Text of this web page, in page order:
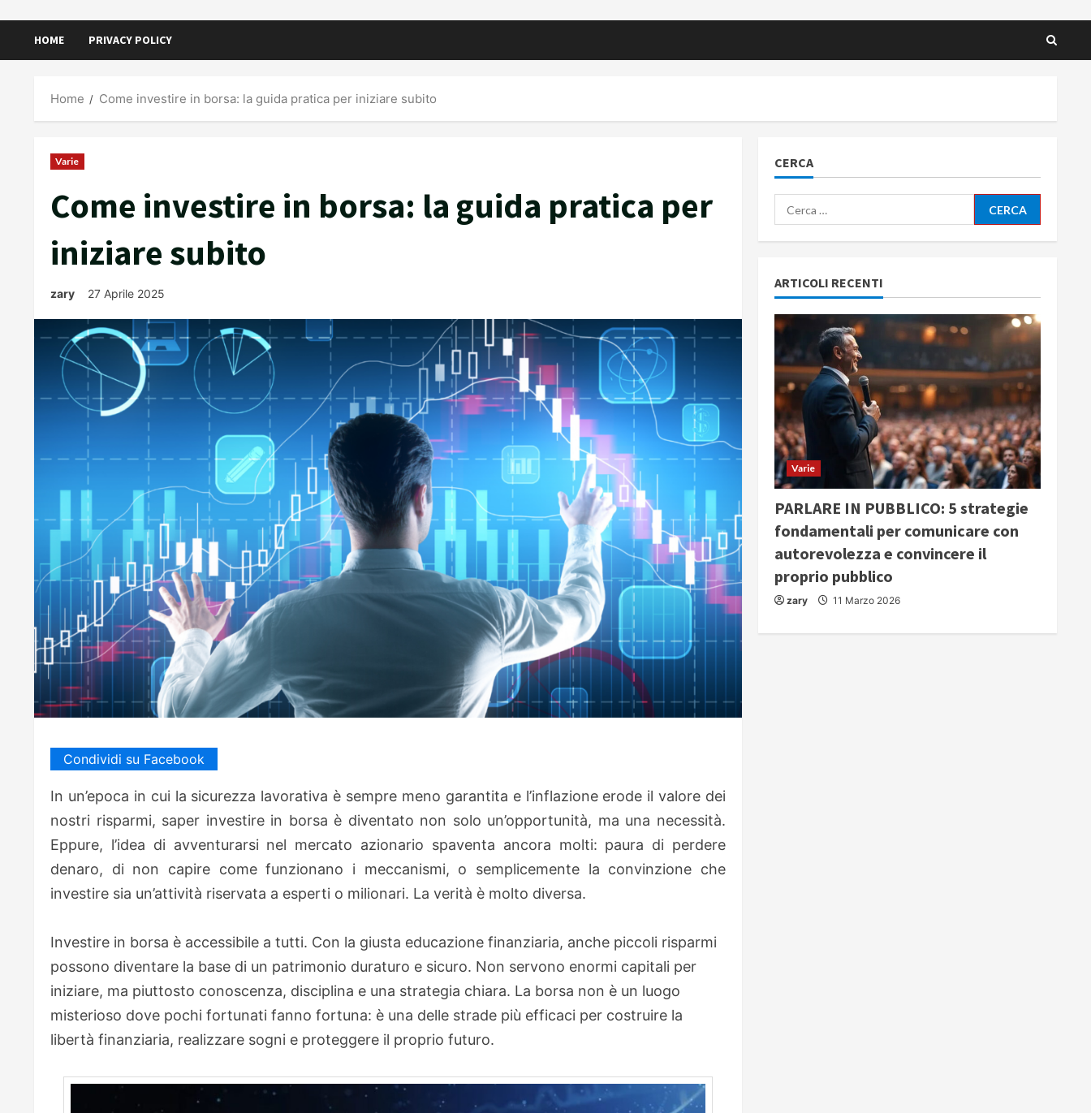
HOME PRIVACY POLICY
Home Come investire in borsa: la guida pratica per iniziare subito
Varie
Come investire in borsa: la guida pratica per
iniziare subito
zary 27 Aprile 2025
Condividi su Facebook
In un’epoca in cui la sicurezza lavorativa è sempre meno garantita e l’inflazione erode il valore dei
nostri risparmi, saper investire in borsa è diventato non solo un’opportunità, ma una necessità.
Eppure, l’idea di avventurarsi nel mercato azionario spaventa ancora molti: paura di perdere
denaro, di non capire come funzionano i meccanismi, o semplicemente la convinzione che
investire sia un’attività riservata a esperti o milionari. La verità è molto diversa.
Investire in borsa è accessibile a tutti. Con la giusta educazione finanziaria, anche piccoli risparmi
possono diventare la base di un patrimonio duraturo e sicuro. Non servono enormi capitali per
iniziare, ma piuttosto conoscenza, disciplina e una strategia chiara. La borsa non è un luogo
misterioso dove pochi fortunati fanno fortuna: è una delle strade più efficaci per costruire la
libertà finanziaria, realizzare sogni e proteggere il proprio futuro.
CERCA
Ricerca
per:
ARTICOLI RECENTI
Varie
PARLARE IN PUBBLICO: 5 strategie
fondamentali per comunicare con
autorevolezza e convincere il
proprio pubblico
zary 11 Marzo 2026